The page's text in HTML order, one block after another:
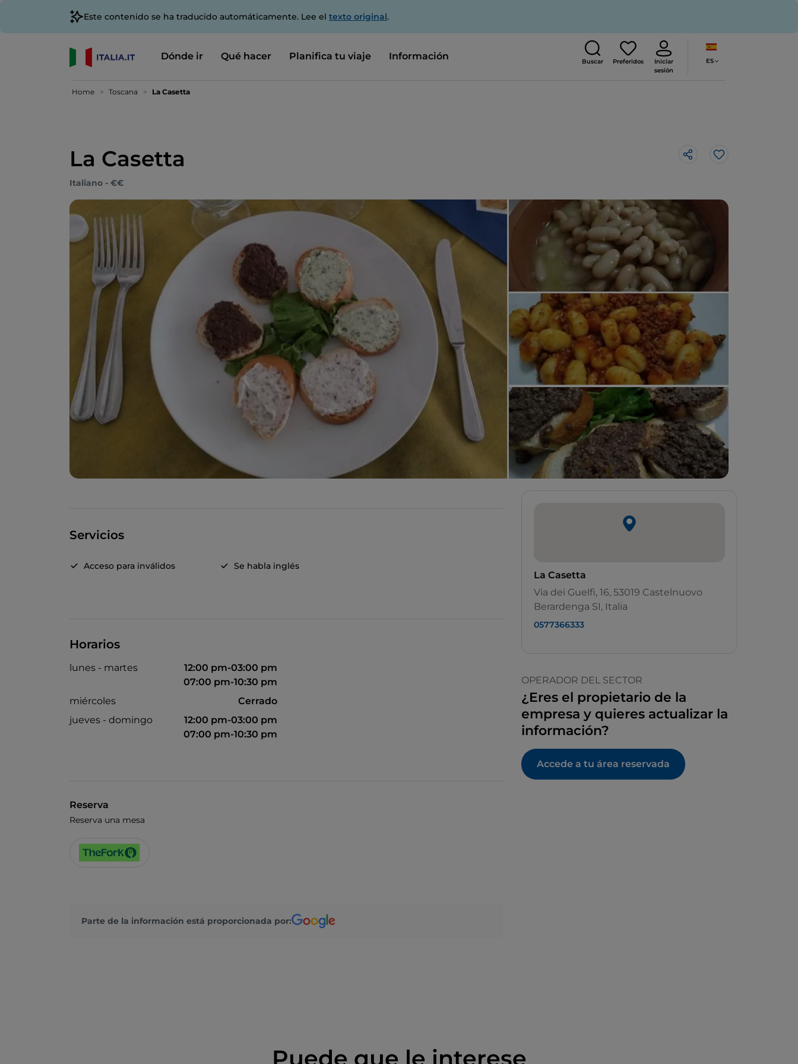
Este contenido se ha traducido automáticamente. Lee el texto original.
Dónde ir Qué hacer Planifica tu viaje Información Buscar Preferidos
Iniciar
sesión
ES
Home Toscana La Casetta
La Casetta Me gusta
Italiano - €€
Servicios
Acceso para inválidos Se habla inglés
Horarios
lunes - martes
12:00 pm-03:00 pm
07:00 pm-10:30 pm
miércoles
Cerrado
jueves - domingo
12:00 pm-03:00 pm
07:00 pm-10:30 pm
Reserva
Reserva una mesa
Parte de la información está proporcionada por:
La Casetta
Via dei Guelfi, 16, 53019 Castelnuovo
Berardenga SI, Italia
0577366333
OPERADOR DEL SECTOR
¿Eres el propietario de la
empresa y quieres actualizar la
información?
Accede a tu área reservada